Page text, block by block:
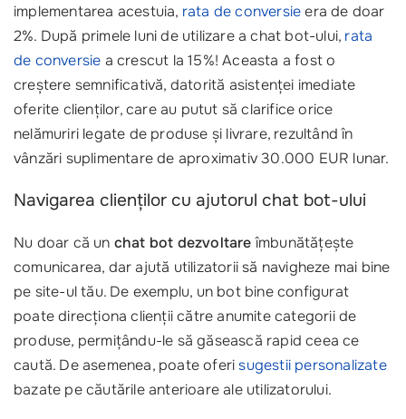
implementarea acestuia, rata de conversieera de doar
2%. După primele luni de utilizare a chat bot-ului, rata
de conversie a crescut la 15%! Aceasta a fost o
creștere semnificativă, datorită asistenței imediate
oferite clienților, care au putut să clarifice orice
nelămuriri legate de produse și livrare, rezultând în
vânzări suplimentare de aproximativ 30.000 EUR lunar.
Navigarea clienților cu ajutorul chat bot-ului
Nu doar că un chat bot dezvoltareîmbunătățește
comunicarea, dar ajută utilizatorii să navigheze mai bine
pe site-ul tău. De exemplu, un bot bine configurat
poate direcționa clienții către anumite categorii de
produse, permițându-le să găsească rapid ceea ce
caută. De asemenea, poate oferisugestii personalizate
bazate pe căutările anterioare ale utilizatorului.